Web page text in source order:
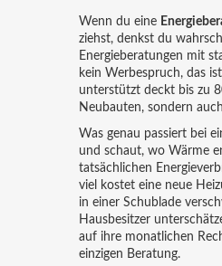
Wenn du eine
ziehst, denkst du
Energieberatungen mit
kein Werbespruch, das
unterstützt deckt bis zu
Neubauten, sondern
Was genau passiert bei
und schaut, wo Wärme
tatsächlichen
viel kostet eine neue
in einer Schublade
Hausbesitzer
auf ihre monatlichen
einzigen Beratung.